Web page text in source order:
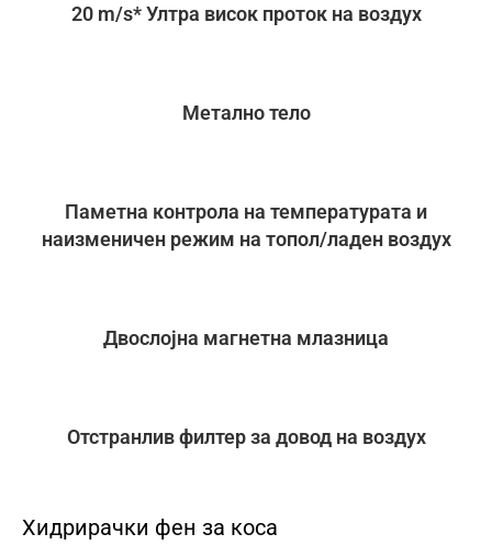
20 m/s* Ултра висок проток на воздух
Метално тело
Паметна контрола на температурата и
наизменичен режим на топол/ладен воздух
Двослојна магнетна млазница
Отстранлив филтер за довод на воздух
Хидрирачки фен за коса